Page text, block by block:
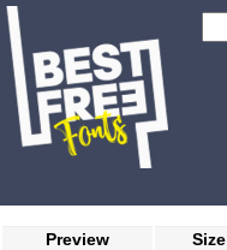
Preview Size